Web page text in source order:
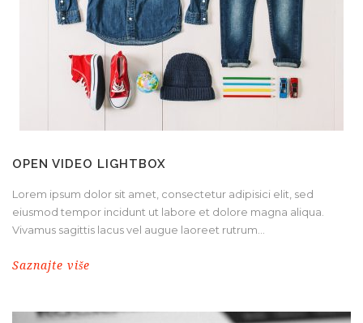
OPEN VIDEO LIGHTBOX
Lorem ipsum dolor sit amet, consectetur adipisici elit, sed
eiusmod tempor incidunt ut labore et dolore magna aliqua.
Vivamus sagittis lacus vel augue laoreet rutrum...
Saznajte više